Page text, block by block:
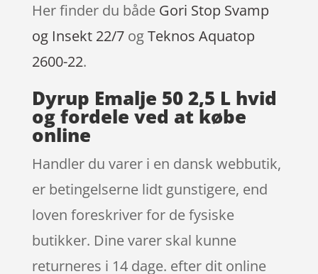
Her finder du både Gori Stop Svamp
og Insekt 22/7ogTeknos Aquatop
2600-22.
Dyrup Emalje 50 2,5 L hvid
og fordele ved at købe
online
Handler du varer i en dansk webbutik,
er betingelserne lidt gunstigere, end
loven foreskriver for de fysiske
butikker. Dine varer skal kunne
returneres i 14 dage. efter dit online